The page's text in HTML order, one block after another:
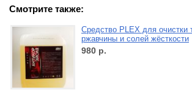
Смотрите также:
Средство PLEX для очистки
ржавчины и солей жёсткости
980 р.